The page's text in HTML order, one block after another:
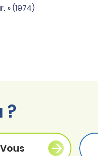
» (1974)
?
Vous